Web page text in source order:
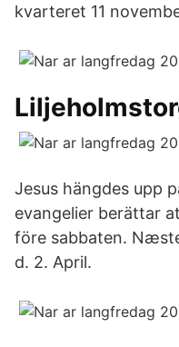
kvarteret 11
Jesus hängdes upp
evangelier berättar
före sabbaten.
d. 2. April.